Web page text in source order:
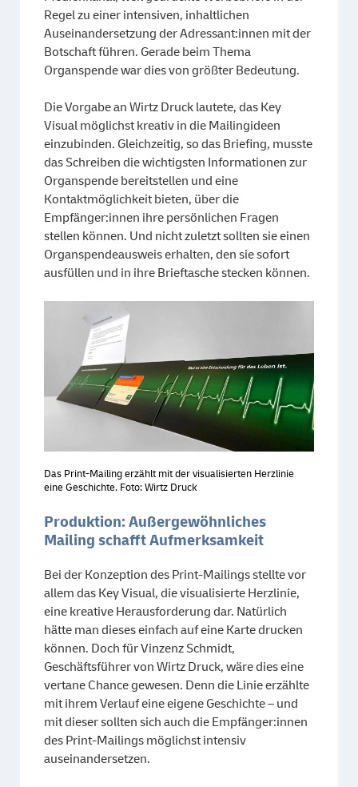
Regel zu einer intensiven, inhaltlichen
Auseinandersetzung der Adressant:innen mit der
Botschaft führen. Gerade beim Thema
Organspende war dies von größter Bedeutung.
Die Vorgabe an Wirtz Druck lautete, das Key
Visual möglichst kreativ in die Mailingideen
einzubinden. Gleichzeitig, so das Briefing, musste
das Schreiben die wichtigsten Informationen zur
Organspende bereitstellen und eine
Kontaktmöglichkeit bieten, über die
Empfänger:innen ihre persönlichen Fragen
stellen können. Und nicht zuletzt sollten sie einen
Organspendeausweis erhalten, den sie sofort
ausfüllen und in ihre Brieftasche stecken können.
Das Print-Mailing erzählt mit der visualisierten Herzlinie
eine Geschichte. Foto: Wirtz Druck
Produktion: Außergewöhnliches
Mailing schafft Aufmerksamkeit
Bei der Konzeption des Print-Mailings stellte vor
allem das Key Visual, die visualisierte Herzlinie,
eine kreative Herausforderung dar. Natürlich
hätte man dieses einfach auf eine Karte drucken
können. Doch für Vinzenz Schmidt,
Geschäftsführer von Wirtz Druck, wäre dies eine
vertane Chance gewesen. Denn die Linie erzählte
mit ihrem Verlauf eine eigene Geschichte – und
mit dieser sollten sich auch die Empfänger:innen
des Print-Mailings möglichst intensiv
auseinandersetzen.